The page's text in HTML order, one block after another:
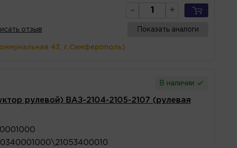
- +
отзыв Показать аналоги
43, г.Симферополь)
В наличии
рулевой) ВАЗ-2104-2105-2107 (рулевая